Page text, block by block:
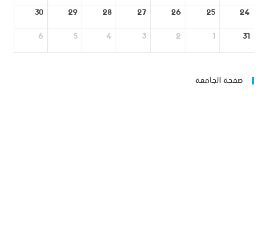
24
25
26
27
28
29
30
31
1
2
3
4
5
6
صفحة الجامعة